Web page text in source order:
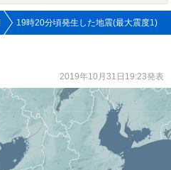
19時20分頃発生した地震(最大震度1)
2019年10月31日19:23発表